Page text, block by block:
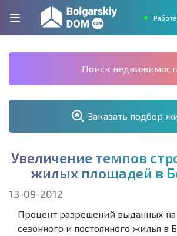
Поиск
Заказать подбор
Увеличение темпов стр
жилых площадей в Б
13-09-2012
Процент разрешений выданных на
сезонного и постоянного жилья в